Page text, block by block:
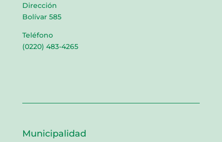
Dirección
Bolívar 585
Teléfono
(0220) 483-4265
Municipalidad